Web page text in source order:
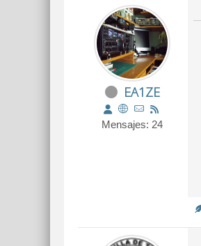
EA1ZE
Mensajes: 24